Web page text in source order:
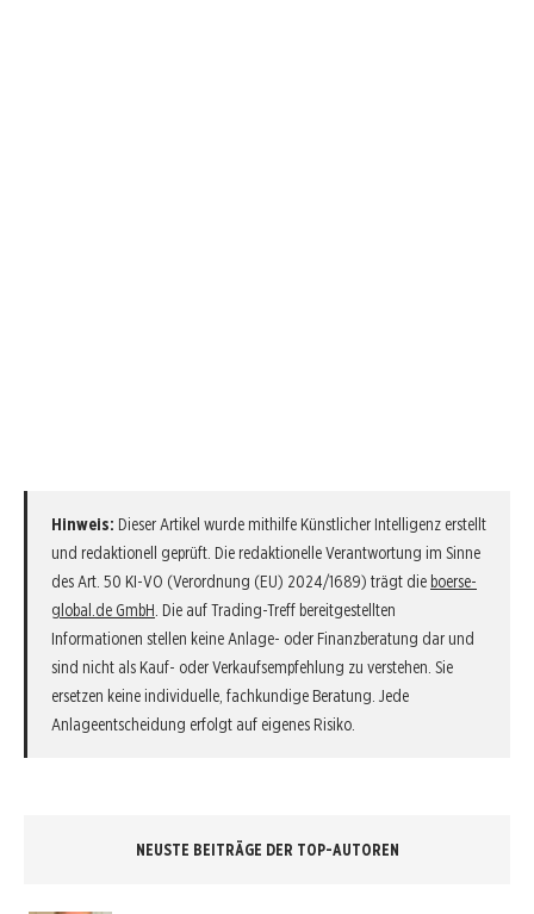
Hinweis: Dieser Artikel wurde mithilfe Künstlicher Intelligenz erstellt
und redaktionell geprüft. Die redaktionelle Verantwortung im Sinne
des Art. 50 KI-VO (Verordnung (EU) 2024/1689) trägt die boerse-
global.de GmbH . Die auf Trading-Treff bereitgestellten
Informationen stellen keine Anlage- oder Finanzberatung dar und
sind nicht als Kauf- oder Verkaufsempfehlung zu verstehen. Sie
ersetzen keine individuelle, fachkundige Beratung. Jede
Anlageentscheidung erfolgt auf eigenes Risiko.
NEUSTE BEITRÄGE DER TOP-AUTOREN